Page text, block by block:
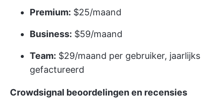
Premium: $25/maand
Business: $59/maand
Team: $29/maand per gebruiker, jaarlijks
gefactureerd
Crowdsignal beoordelingen en recensies